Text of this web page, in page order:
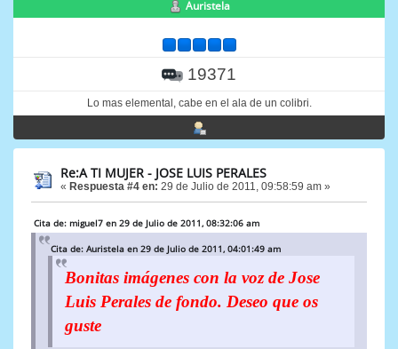
Auristela
19371
Lo mas elemental, cabe en el ala de un colibri.
Re:A TI MUJER - JOSE LUIS PERALES
« Respuesta #4 en: 29 de Julio de 2011, 09:58:59 am »
Cita de: miguel7 en 29 de Julio de 2011, 08:32:06 am
Cita de: Auristela en 29 de Julio de 2011, 04:01:49 am
Bonitas imágenes con la voz de Jose
Luis Perales de fondo. Deseo que os
guste